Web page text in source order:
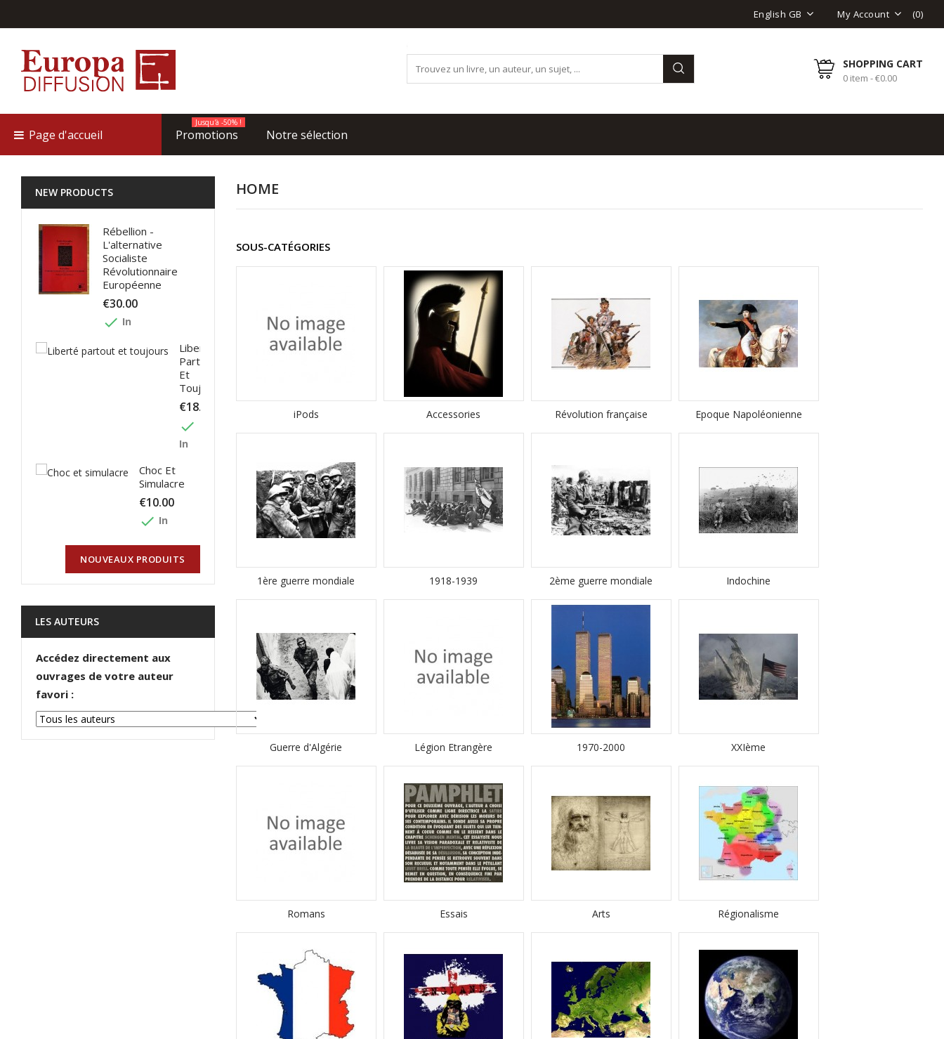
English GB My Account (0)
SHOPPING CART
0 item - €0.00
Page d'accueil Promotions
Jusqu'à -50% !
Notre sélection
NEW PRODUCTS
Rébellion -
L'alternative
Socialiste
Révolutionnaire
Européenne
€30.00
done In
Liberté
Partout
Et
Toujours
€18.00
done
In
Choc Et
Simulacre
€10.00
done In
NOUVEAUX PRODUITS
LES AUTEURS
Accédez directement aux
ouvrages de votre auteur
favori :
HOME
SOUS-CATÉGORIES
iPods Accessories Révolution française Epoque Napoléonienne
1ère guerre mondiale 1918-1939 2ème guerre mondiale Indochine
Guerre d'Algérie Légion Etrangère 1970-2000 XXIème
Romans Essais Arts Régionalisme